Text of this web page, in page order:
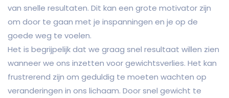
van snelle resultaten. Dit kan een grote motivator zijn
om door te gaan met je inspanningen en je op de
goede weg te voelen.
Het is begrijpelijk dat we graag snel resultaat willen zien
wanneer we ons inzetten voor gewichtsverlies. Het kan
frustrerend zijn om geduldig te moeten wachten op
veranderingen in ons lichaam. Door snel gewicht te